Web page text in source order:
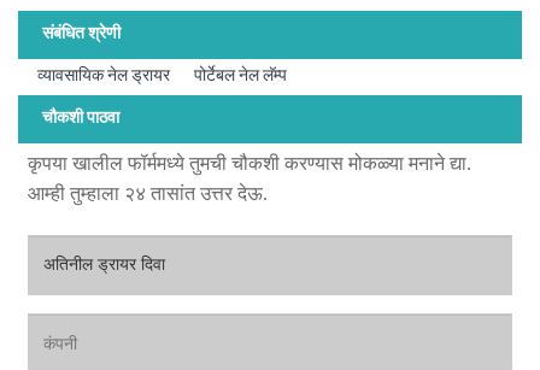
संबंधित श्रेणी
व्यावसायिक नेल ड्रायर पोर्टेबल नेल लॅम्प
चौकशी पाठवा
कृपया खालील फॉर्ममध्ये तुमची चौकशी करण्यास मोकळ्या मनाने द्या.
आम्ही तुम्हाला २४ तासांत उत्तर देऊ.